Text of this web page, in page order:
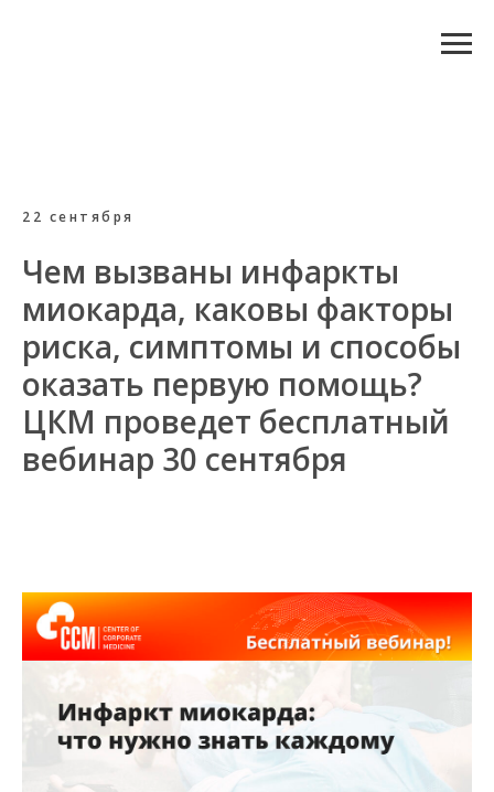
22 сентября
Чем вызваны инфаркты
миокарда, каковы факторы
риска, симптомы и способы
оказать первую помощь?
ЦКМ проведет бесплатный
вебинар 30 сентября